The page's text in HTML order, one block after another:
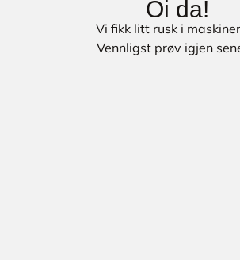
Oi da!
Vi fikk litt rusk i
Vennligst prøv igjen